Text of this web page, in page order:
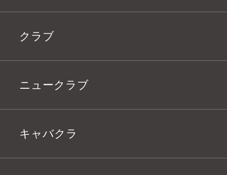
クラブ
ニュークラブ
キャバクラ